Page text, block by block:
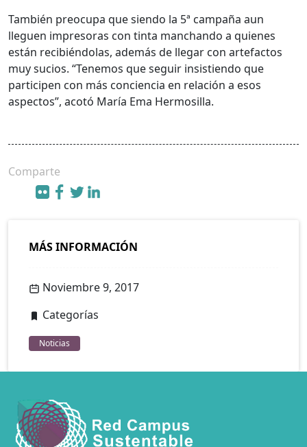
También preocupa que siendo la 5ª campaña aun
lleguen impresoras con tinta manchando a quienes
están recibiéndolas, además de llegar con artefactos
muy sucios. “Tenemos que seguir insistiendo que
participen con más conciencia en relación a esos
aspectos”, acotó María Ema Hermosilla.
Comparte
MÁS INFORMACIÓN
Noviembre 9, 2017
Categorías
Noticias